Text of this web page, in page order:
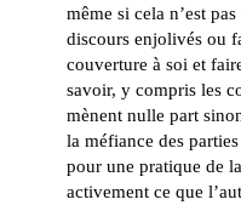
même si cela n’est
discours enjolivés ou
couverture à soi et
savoir, y compris les
mènent nulle part
la méfiance des
pour une pratique de
activement ce que